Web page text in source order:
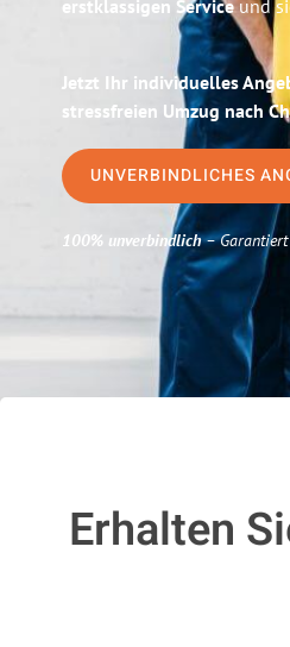
erstklassigen Serviceund
Jetzt Ihr individuelles
stressfreien Umzug nach
UNVERBINDLICHES
100% unverbindlich–
Erhalten